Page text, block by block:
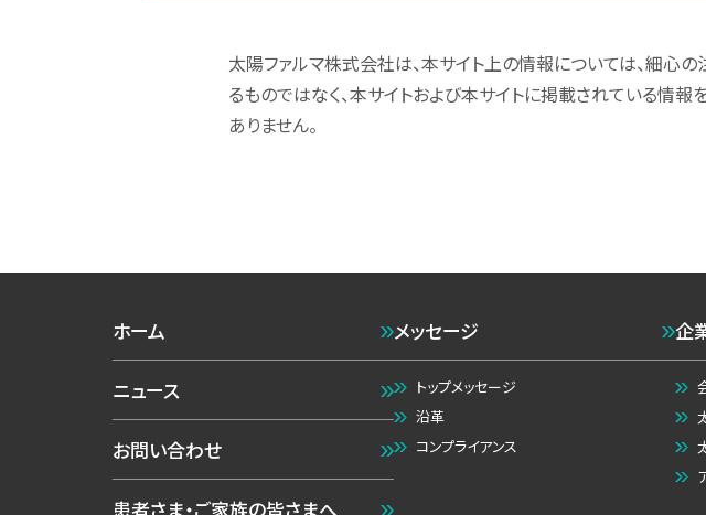
太陽ファルマ株式会社は、本サイト上の情報については、細心
るものではなく、本サイトおよび本サイトに掲載されている情
ありません。
ホーム
ニュース
お問い合わせ
患者さま・ご家族の皆さまへ
メッセージ
トップメッセージ
沿革
コンプライアンス
企